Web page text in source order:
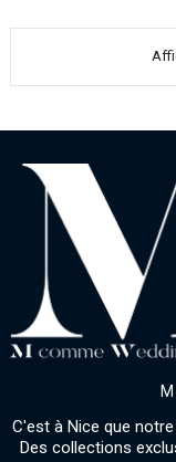
C'est à Nice que
Des collections